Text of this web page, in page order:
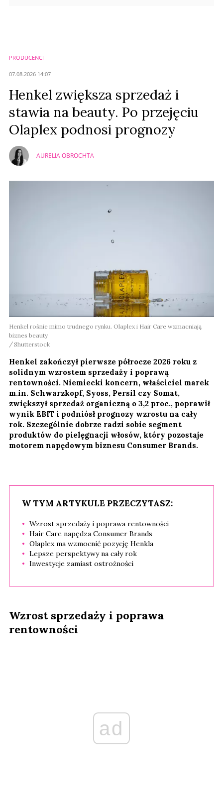
PRODUCENCI
07.08.2026 14:07
Henkel zwiększa sprzedaż i
stawia na beauty. Po przejęciu
Olaplex podnosi prognozy
AURELIA OBROCHTA
Henkel rośnie mimo trudnego rynku. Olaplex i Hair Care wzmacniają
biznes beauty
Shutterstock
Henkel zakończył pierwsze półrocze 2026 roku z
solidnym wzrostem sprzedaży i poprawą
rentowności. Niemiecki koncern, właściciel marek
m.in. Schwarzkopf, Syoss, Persil czy Somat,
zwiększył sprzedaż organiczną o 3,2 proc., poprawił
wynik EBIT i podniósł prognozy wzrostu na cały
rok. Szczególnie dobrze radzi sobie segment
produktów do pielęgnacji włosów, który pozostaje
motorem napędowym biznesu Consumer Brands.
W TYM ARTYKULE PRZECZYTASZ:
Wzrost sprzedaży i poprawa rentowności
Hair Care napędza Consumer Brands
Olaplex ma wzmocnić pozycję Henkla
Lepsze perspektywy na cały rok
Inwestycje zamiast ostrożności
Wzrost sprzedaży i poprawa
rentowności
ad